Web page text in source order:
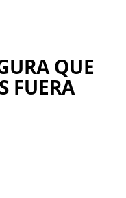
QUE
FUERA